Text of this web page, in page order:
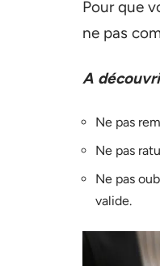
Pour que
ne pas
A
Ne pas
Ne pas
Ne pas
valide.